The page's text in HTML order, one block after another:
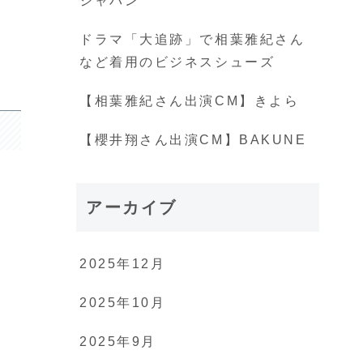
ドラマ「大追跡」で相葉雅紀さん
など着用のビジネスシューズ
【相葉雅紀さん出演CM】きよら
【櫻井翔さん出演CM】BAKUNE
アーカイブ
2025年12月
2025年10月
2025年9月